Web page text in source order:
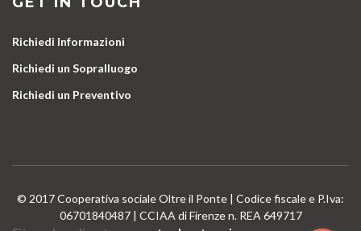
Richiedi Informazioni
Richiedi un Sopralluogo
Richiedi un Preventivo
© 2017 Cooperativa sociale Oltre il Ponte | Codice fiscale e P.Iva:
06701840487 | CCIAA di Firenze n. REA 649717